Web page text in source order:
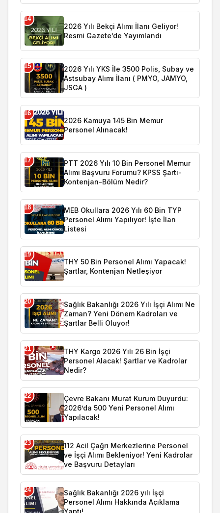
14
2026 Yılı Bekçi Alımı İlanı Geliyor!
Resmi Gazete’de Yayımlandı
15
2026 Yılı YKS İle 3500 Polis, Subay ve
Astsubay Alımı İlanı ( PMYO, JAMYO,
JSGA )
16
2026 Kamuya 145 Bin Memur
Personel Alınacak!
17
PTT 2026 Yılı 10 Bin Personel Memur
Alımı Başvuru Forumu? KPSS Şartı-
Kontenjan-Bölüm Nedir?
18
MEB Okullara 2026 Yılı 60 Bin TYP
Personel Alımı Yapılıyor! İşte İlan
Listesi
19
THY 50 Bin Personel Alımı Yapacak!
Şartlar, Kontenjan Netleşiyor
20
Sağlık Bakanlığı 2026 Yılı İşçi Alımı Ne
Zaman? Yeni Dönem Kadroları ve
Şartlar Belli Oluyor!
21
THY Kargo 2026 Yılı 26 Bin İşçi
Personel Alacak! Şartlar ve Kadrolar
Nedir?
22
Çevre Bakanı Murat Kurum Duyurdu:
2026’da 500 Yeni Personel Alımı
Yapılacak!
23
112 Acil Çağrı Merkezlerine Personel
ve İşçi Alımı Bekleniyor! Yeni Kadrolar
ve Başvuru Detayları
24
Sağlık Bakanlığı 2026 yılı İşçi
Personel Alımı Hakkında Açıklama
Yaptı!